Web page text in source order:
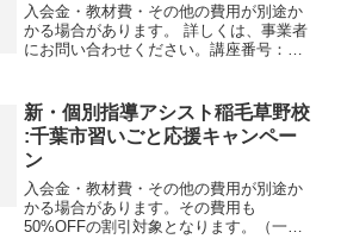
入会金・教材費・その他の費用が別途か
かる場合があります。 詳しくは、事業者
にお問い合わせください。講座番号：
力テスト。講座番号：1205-0...
新・個別指導アシスト稲毛草野校
:千葉市習いごと応援キャンペー
ン
入会金・教材費・その他の費用が別途か
かる場合があります。その費用も
50%OFFの割引対象となります。（一部